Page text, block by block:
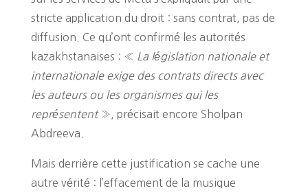
stricte application du droit : sans contrat, pas de
diffusion. Ce qu’ont confirmé les autorités
kazakhstanaises : « La législation nationale et
internationale exige des contrats directs avec
les auteurs ou les organismes qui les
représentent», précisait encore Sholpan
Abdreeva.
Mais derrière cette justification se cache une
autre vérité : l’effacement de la musique